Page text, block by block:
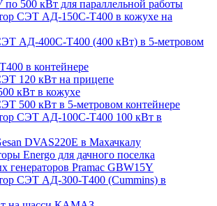
500 кВт для параллельной работы
СЭТ АД-150С-Т400 в кожухе на
АД-400С-Т400 (400 кВт) в 5-метровом
в контейнере
120 кВт на прицепе
кВт в кожухе
500 кВт в 5-метровом контейнере
СЭТ АД-100С-Т400 100 кВт в
DVAS220E в Махачкалу
Energo для дачного поселка
генераторов Pramac GВW15Y
СЭТ АД-300-Т400 (Cummins) в